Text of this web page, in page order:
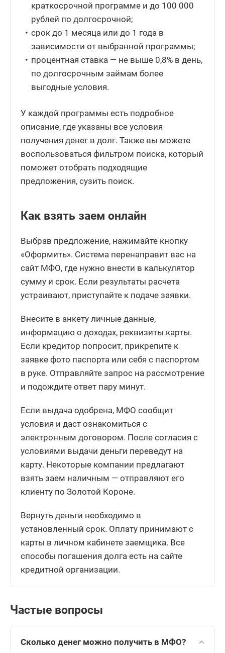
краткосрочной программе и до 100 000
рублей по долгосрочной;
срок до 1 месяца или до 1 года в
зависимости от выбранной программы;
процентная ставка — не выше 0,8% в день,
по долгосрочным займам более
выгодные условия.
У каждой программы есть подробное
описание, где указаны все условия
получения денег в долг. Также вы можете
воспользоваться фильтром поиска, который
поможет отобрать подходящие
предложения, сузить поиск.
Как взять заем онлайн
Выбрав предложение, нажимайте кнопку
«Оформить». Система перенаправит вас на
сайт МФО, где нужно внести в калькулятор
сумму и срок. Если результаты расчета
устраивают, приступайте к подаче заявки.
Внесите в анкету личные данные,
информацию о доходах, реквизиты карты.
Если кредитор попросит, прикрепите к
заявке фото паспорта или себя с паспортом
в руке. Отправляйте запрос на рассмотрение
и подождите ответ пару минут.
Если выдача одобрена, МФО сообщит
условия и даст ознакомиться с
электронным договором. После согласия с
условиями выдачи деньги переведут на
карту. Некоторые компании предлагают
взять заем наличным — отправляют его
клиенту по Золотой Короне.
Вернуть деньги необходимо в
установленный срок. Оплату принимают с
карты в личном кабинете заемщика. Все
способы погашения долга есть на сайте
кредитной организации.
Частые вопросы
Сколько денег можно получить в МФО?